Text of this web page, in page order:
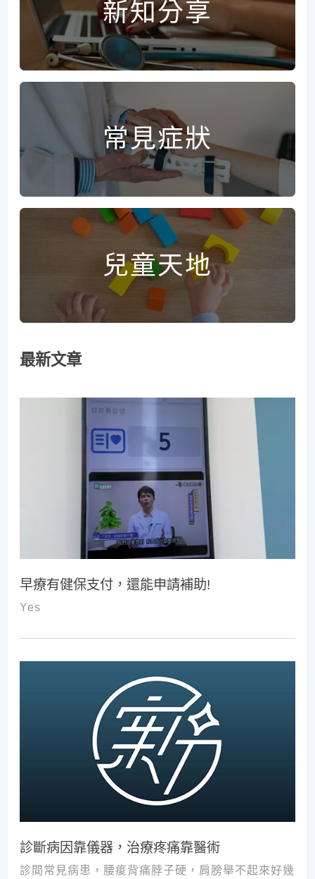
新知分享
常見症狀
兒童天地
最新文章
早療有健保支付，還能申請補助!
Yes
診斷病因靠儀器，治療疼痛靠醫術
診間常見病患，腰痠背痛脖子硬，肩膀舉不起來好幾